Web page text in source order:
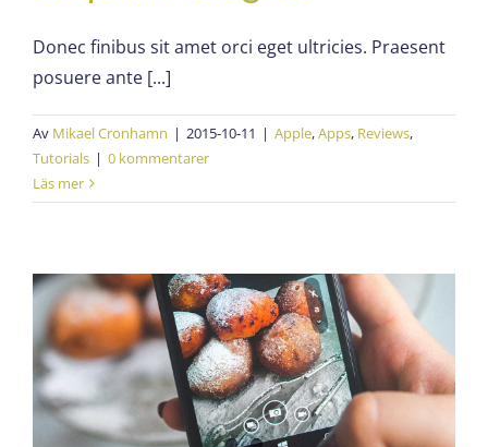
Donec finibus sit amet orci eget ultricies. Praesent
posuere ante [...]
Av Mikael Cronhamn | 2015-10-11 | Apple,Apps, Reviews,
Tutorials | 0 kommentarer
Läs mer